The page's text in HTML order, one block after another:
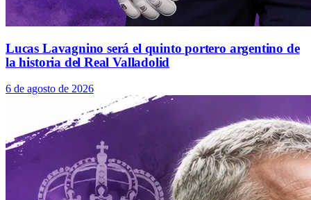
Lucas Lavagnino será el quinto portero argentino de
la historia del Real Valladolid
6 de agosto de 2026